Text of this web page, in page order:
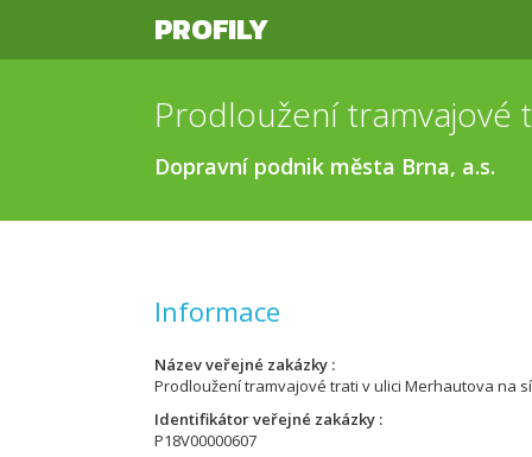
PROFILY
Dopravní podnik města Brna, a.s.
Informace
Název veřejné zakázky
Prodloužení tramvajové trati v ulici Merhautova na
Identifikátor veřejné zakázky
P18V00000607